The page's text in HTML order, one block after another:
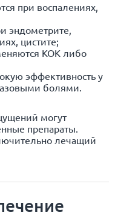
при воспалениях,
эндометрите,
цистите;
КОК либо
эффективность у
болями.
могут
препараты.
лечащий